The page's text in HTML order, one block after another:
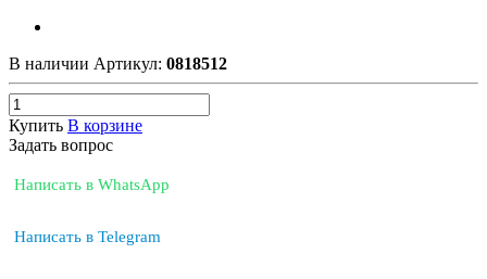
В наличии Артикул: 0818512
Купить В корзине
Задать вопрос
Написать в WhatsApp
Написать в Telegram